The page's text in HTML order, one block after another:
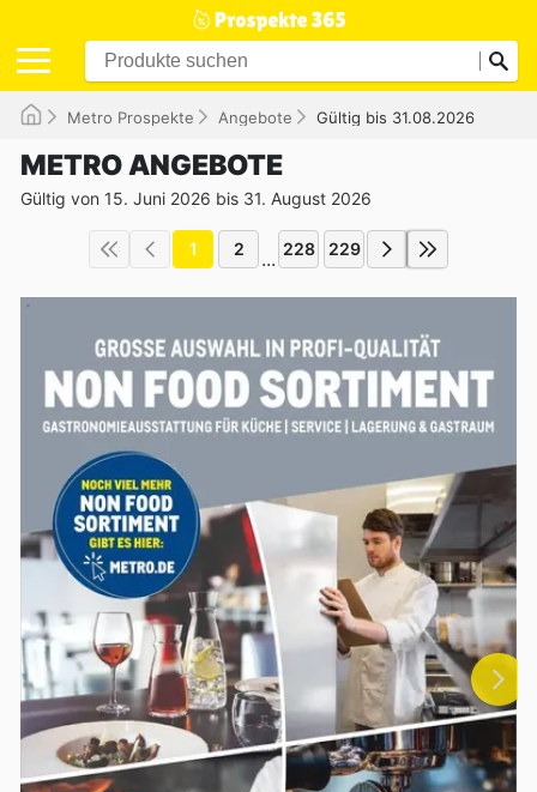
Metro Prospekte Angebote Gültig bis 31.08.2026
METRO ANGEBOTE
Gültig von 15. Juni 2026 bis 31. August 2026
1 2 ... 228 229